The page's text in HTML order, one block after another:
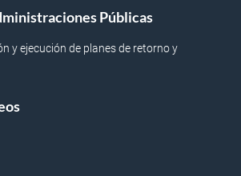
Públicas
y ejecución de planes de retorno y